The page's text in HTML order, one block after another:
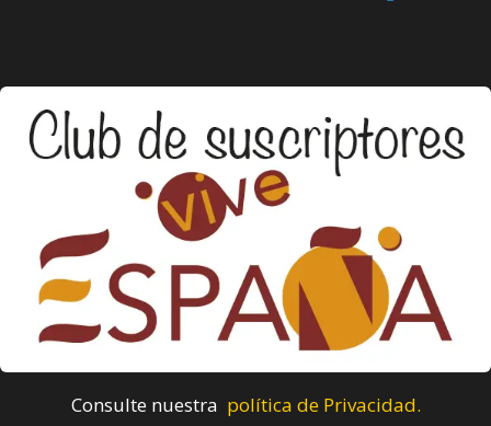
Consulte nuestra política de Privacidad.